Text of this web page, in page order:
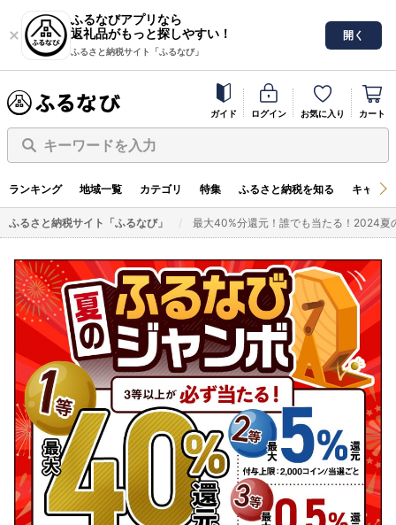
ふるなびアプリなら
返礼品がもっと探しやすい！
ふるさと納税サイト「ふるなび」
開く
ガイド ログイン お気に入り カート
キーワードを入力
ランキング 地域一覧 カテゴリ 特集 ふるさと納税を知る キャン
ふるさと納税サイト「ふるなび」 最大40%分還元！誰でも当たる！2024夏